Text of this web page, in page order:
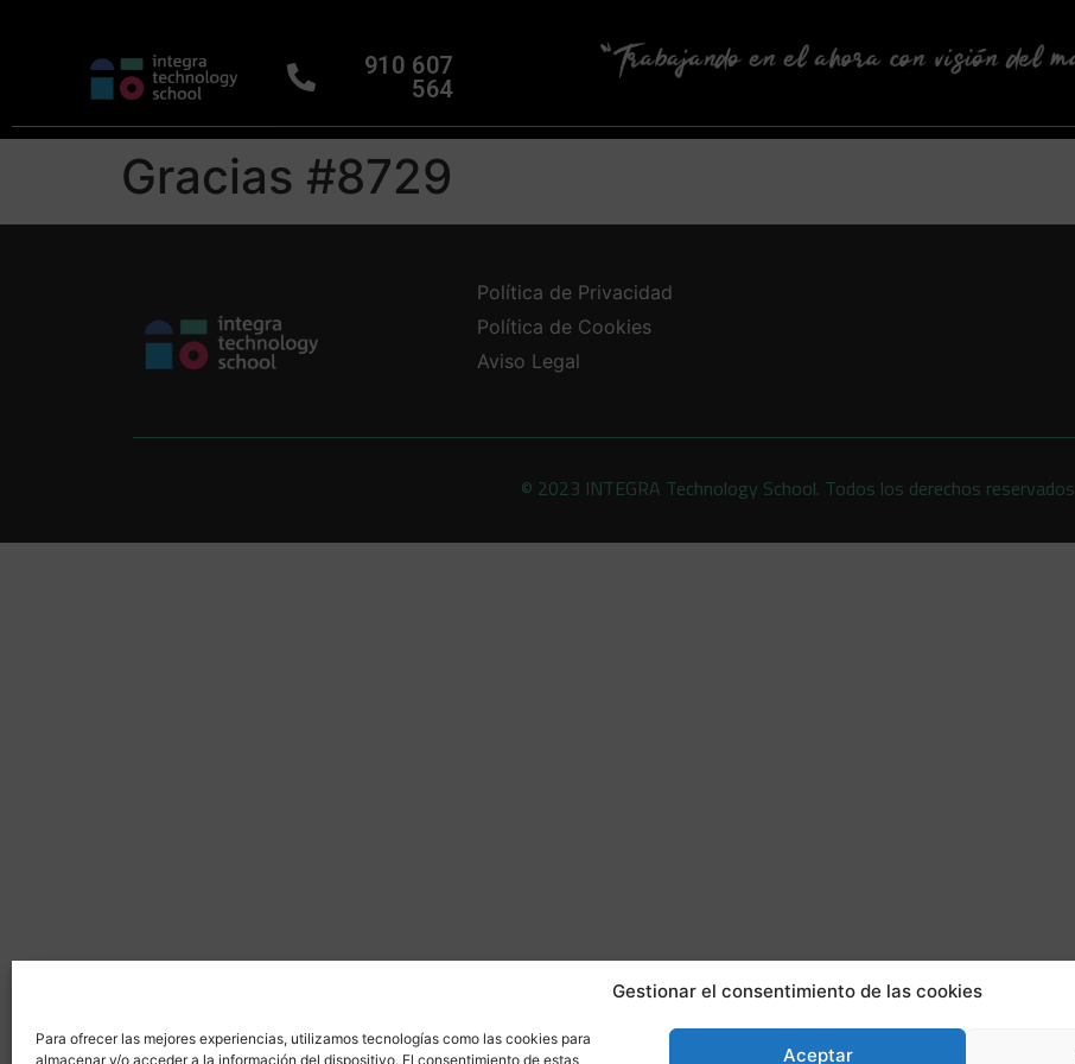
Gestionar el consentimiento de las cookies
Para ofrecer las mejores experiencias, utilizamos tecnologías como las cookies para
almacenar y/o acceder a la información del dispositivo. El consentimiento de estas
Aceptar
910 607
564
Gracias #8729
Política de Privacidad
Política de Cookies
Aviso Legal
© 2023 INTEGRA Technology School. Todos los derechos reservados